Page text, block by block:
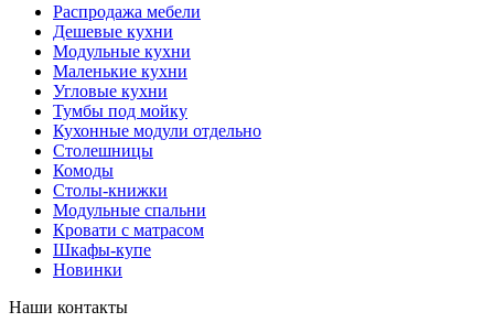
Распродажа мебели
Дешевые кухни
Модульные кухни
Маленькие кухни
Угловые кухни
Тумбы под мойку
Кухонные модули отдельно
Столешницы
Комоды
Столы-книжки
Модульные спальни
Кровати с матрасом
Шкафы-купе
Новинки
Наши контакты